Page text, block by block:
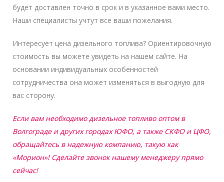
будет доставлен точно в срок и в указанное вами место.
Наши специалисты учтут все ваши пожелания.
Интересует цена дизельного топлива? Ориентировочную
стоимость вы можете увидеть на нашем сайте. На
основании индивидуальных особенностей
сотрудничества она может изменяться в выгодную для
вас сторону.
Если вам необходимо дизельное топливо оптом в
Волгограде и других городах ЮФО, а также СКФО и ЦФО,
обращайтесь в надежную компанию, такую как
«Морион»! Сделайте звонок нашему менеджеру прямо
сейчас!